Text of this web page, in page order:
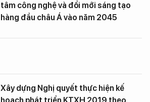
tâm công nghệ và đổi mới sáng tạo
hàng đầu châu Á vào năm 2045
Xây dựng Nghị quyết thực hiện kế